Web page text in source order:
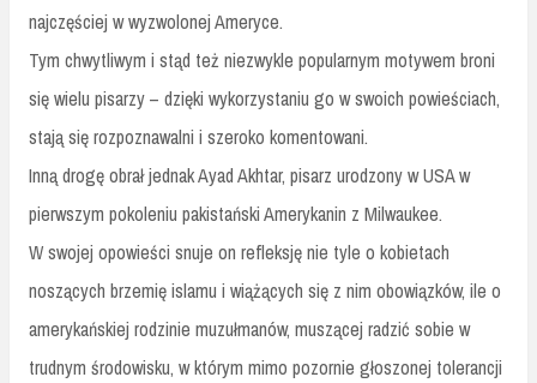
najczęściej w wyzwolonej Ameryce.
Tym chwytliwym i stąd też niezwykle popularnym motywem broni
się wielu pisarzy – dzięki wykorzystaniu go w swoich powieściach,
stają się rozpoznawalni i szeroko komentowani.
Inną drogę obrał jednak Ayad Akhtar, pisarz urodzony w USA w
pierwszym pokoleniu pakistański Amerykanin z Milwaukee.
W swojej opowieści snuje on refleksję nie tyle o kobietach
noszących brzemię islamu i wiążących się z nim obowiązków, ile o
amerykańskiej rodzinie muzułmanów, muszącej radzić sobie w
trudnym środowisku, w którym mimo pozornie głoszonej tolerancji